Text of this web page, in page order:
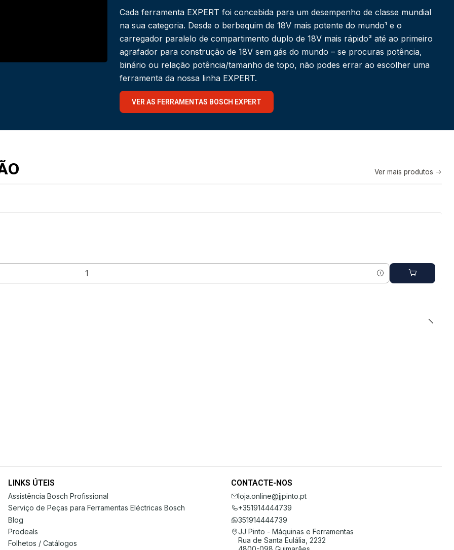
Cada ferramenta EXPERT foi concebida para um desempenho de classe mundial
na sua categoria. Desde o berbequim de 18V mais potente do mundo¹ e o
carregador paralelo de compartimento duplo de 18V mais rápido³ até ao primeiro
agrafador para construção de 18V sem gás do mundo – se procuras potência,
binário ou relação potência/tamanho de topo, não podes errar ao escolher uma
ferramenta da nossa linha EXPERT.
VER AS FERRAMENTAS BOSCH EXPERT
Ver mais produtos
LINKS ÚTEIS
Assistência Bosch Profissional
Serviço de Peças para Ferramentas Eléctricas Bosch
Blog
Prodeals
Folhetos / Catálogos
CONTACTE-NOS
loja.online@jjpinto.pt
+351914444739
351914444739
JJ Pinto - Máquinas e Ferramentas
Rua de Santa Eulália, 2232